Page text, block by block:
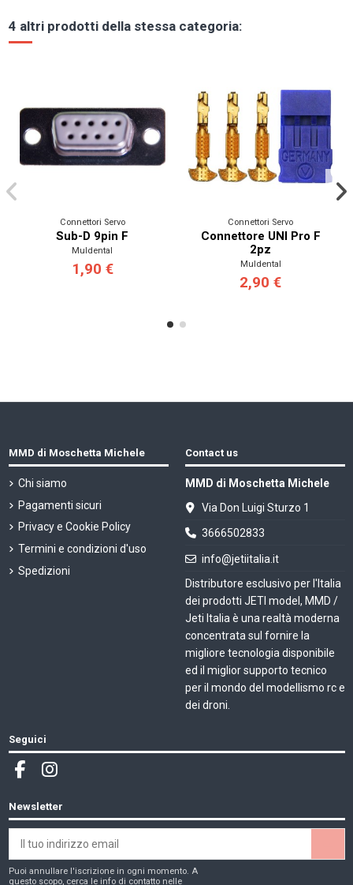
4 altri prodotti della stessa categoria:
Connettori Servo
Sub-D 9pin F
Muldental
1,90 €
Connettori Servo
Connettore UNI Pro F
2pz
Muldental
2,90 €
MMD di Moschetta Michele
Chi siamo
Pagamenti sicuri
Privacy e Cookie Policy
Termini e condizioni d'uso
Spedizioni
Contact us
MMD di Moschetta Michele
Via Don Luigi Sturzo 1
3666502833
info@jetiitalia.it
Distributore esclusivo per l'Italia
dei prodotti JETI model, MMD /
Jeti Italia è una realtà moderna
concentrata sul fornire la
migliore tecnologia disponibile
ed il miglior supporto tecnico
per il mondo del modellismo rc e
dei droni.
Seguici
Newsletter
Puoi annullare l'iscrizione in ogni momento. A
questo scopo, cerca le info di contatto nelle